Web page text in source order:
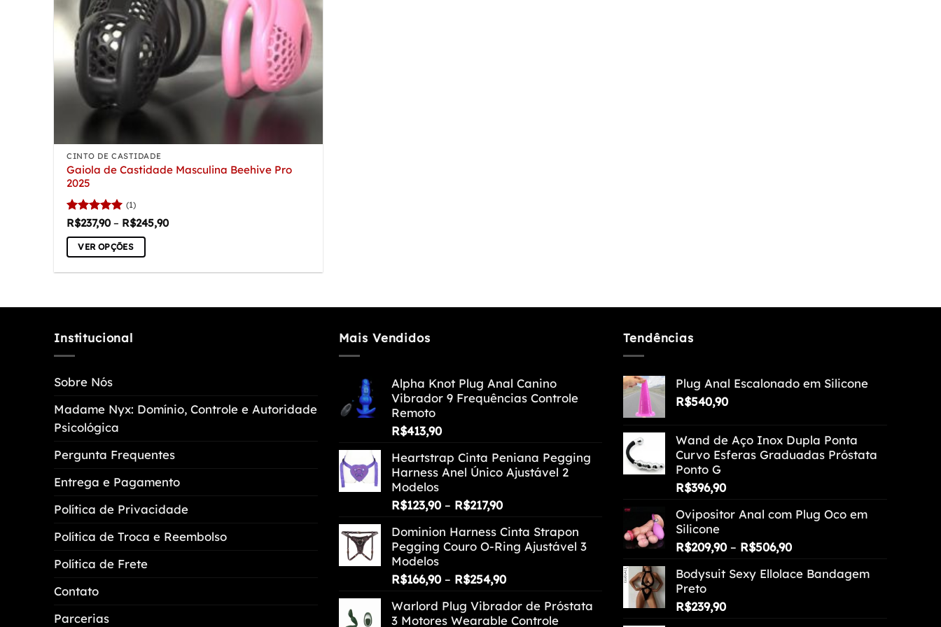
CINTO DE CASTIDADE
Gaiola de Castidade Masculina Beehive Pro
2025
Avaliação5
(1)
R$237,90 – R$245,90Faixa
R$245,90
VER OPÇÕES
variantes.
podem
escolhidas
na
página
produto
Institucional
Sobre Nós
Madame Nyx: Domínio, Controle e Autoridade
Psicológica
Pergunta Frequentes
Entrega e Pagamento
Política de Privacidade
Política de Troca e Reembolso
Política de Frete
Contato
Parcerias
Mais Vendidos
Alpha Knot Plug Anal Canino
Vibrador 9 Frequências Controle
Remoto
R$413,90
Heartstrap Cinta Peniana Pegging
Harness Anel Único Ajustável 2
Modelos
R$123,90 – R$217,90Faixa
preço:
R$123,90
R$217,90
Dominion Harness Cinta Strapon
Pegging Couro O-Ring Ajustável 3
Modelos
R$166,90 – R$254,90Faixa
preço:
Warlord Plug Vibrador de Próstata
3 Motores Wearable Controle
Tendências
Plug Anal Escalonado em Silicone
R$540,90
Wand de Aço Inox Dupla Ponta
Curvo Esferas Graduadas Próstata
Ponto G
R$396,90
Ovipositor Anal com Plug Oco em
Silicone
R$209,90 – R$506,90Faixa
preço:
Bodysuit Sexy Ellolace Bandagem
Preto
R$239,90